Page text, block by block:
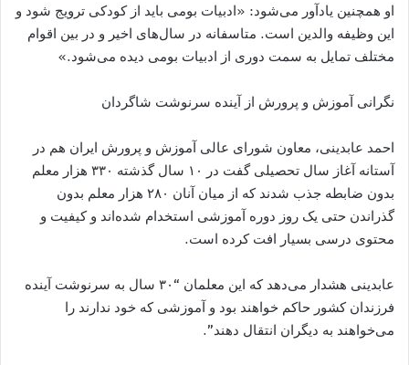
او همچنین یادآور می‌شود: «ادبیات بومی باید از کودکی ترویج شود و
این وظیفه‌ والدین است. متاسفانه در سال‌های اخیر و در بین اقوام
مختلف تمایل به سمت دوری از ادبیات بومی دیده می‌شود.»
نگرانی آموزش و پرورش از آینده سرنوشت شاگردان
احمد عابدینی، معاون شورای عالی آموزش و پرورش ایران هم در
آستانه آغاز سال تحصیلی گفت در ۱۰ سال گذشته ۳۳۰ هزار معلم
بدون ضابطه جذب شدند که از میان آنان ۲۸۰ هزار معلم بدون
گذراندن حتی یک روز دوره ‌آموزشی استخدام شده‌اند و کیفیت و
محتوی درسی بسیار افت کرده است.
عابدینی هشدار می‌دهد که این معلمان “۳۰ سال به سرنوشت آینده
فرزندان کشور حاکم خواهند بود و آموزشی که خود ندارند را
می‌خواهند به دیگران انتقال دهند”.